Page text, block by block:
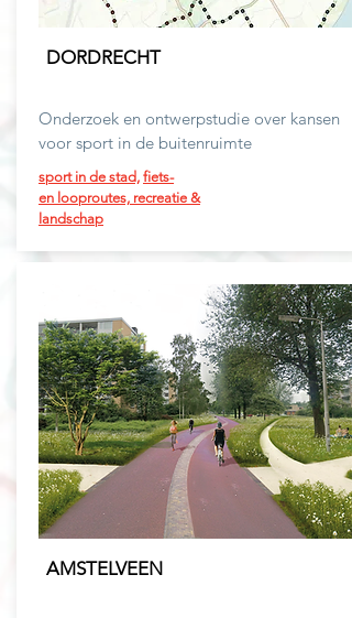
DORDRECHT
Onderzoek en ontwerpstudie over kansen
voor sport in de buitenruimte
sport in de stad, fiets-
en looproutes, recreatie &
landschap
AMSTELVEEN